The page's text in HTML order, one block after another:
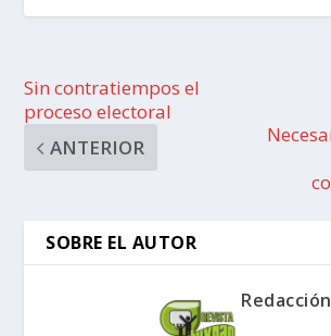
Sin contratiempos el
proceso electoral
ANTERIOR
SOBRE EL AUTOR
Redacción